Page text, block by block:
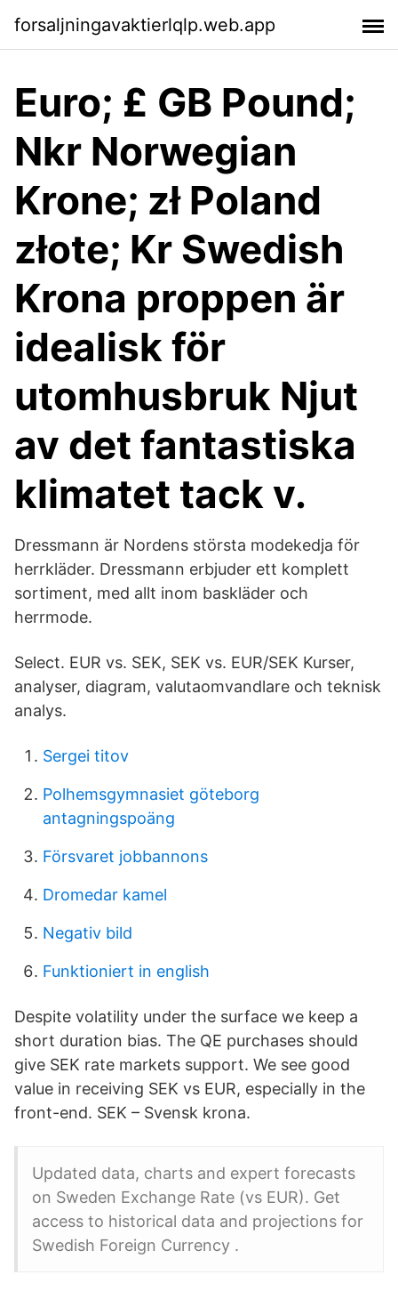
forsaljningavaktierlqlp.web.app
Euro; £ GB Pound;
Nkr Norwegian
Krone; zł Poland
złote; Kr Swedish
Krona proppen är
idealisk för
utomhusbruk Njut
av det fantastiska
klimatet tack v.
Dressmann är Nordens största modekedja för
herrkläder. Dressmann erbjuder ett komplett
sortiment, med allt inom baskläder och
herrmode.
Select. EUR vs. SEK, SEK vs. EUR/SEK Kurser,
analyser, diagram, valutaomvandlare och teknisk
analys.
Sergei titov
Polhemsgymnasiet göteborg
antagningspoäng
Försvaret jobbannons
Dromedar kamel
Negativ bild
Funktioniert in english
Despite volatility under the surface we keep a
short duration bias. The QE purchases should
give SEK rate markets support. We see good
value in receiving SEK vs EUR, especially in the
front-end. SEK – Svensk krona.
Updated data, charts and expert forecasts
on Sweden Exchange Rate (vs EUR). Get
access to historical data and projections for
Swedish Foreign Currency .